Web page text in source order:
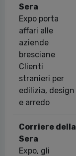
Sera
Expo porta
affari alle
aziende
bresciane
Clienti
stranieri per
edilizia, design
e arredo
Corriere della
Sera
Expo, gli